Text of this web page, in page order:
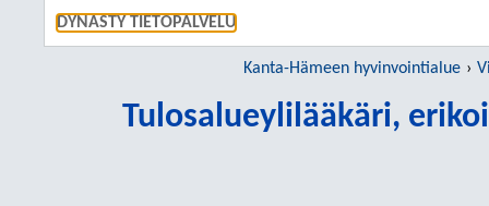
DYNASTY TIETOPALVELU
Kanta-Hämeen hyvinvointialue
Tulosalueylilääkäri,